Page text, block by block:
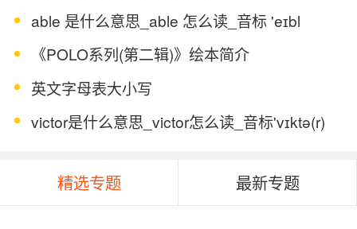
able 是什么意思_able 怎么读_音标 'eɪbl
《POLO系列(第二辑)》绘本简介
英文字母表大小写
victor是什么意思_victor怎么读_音标'vɪktə(r)
精选专题 最新专题